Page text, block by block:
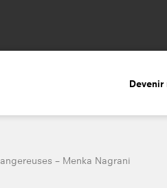
Devenir
– Menka Nagrani